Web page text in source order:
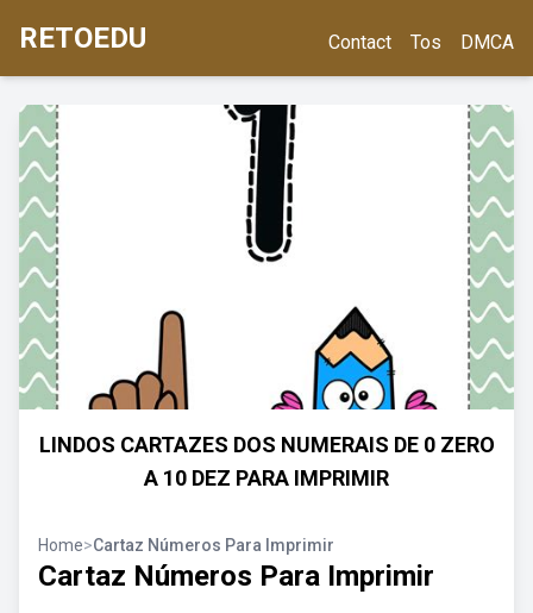
RETOEDU Contact Tos DMCA
LINDOS CARTAZES DOS NUMERAIS DE 0 ZERO
A 10 DEZ PARA IMPRIMIR
Home>Cartaz Números Para Imprimir
Cartaz Números Para Imprimir